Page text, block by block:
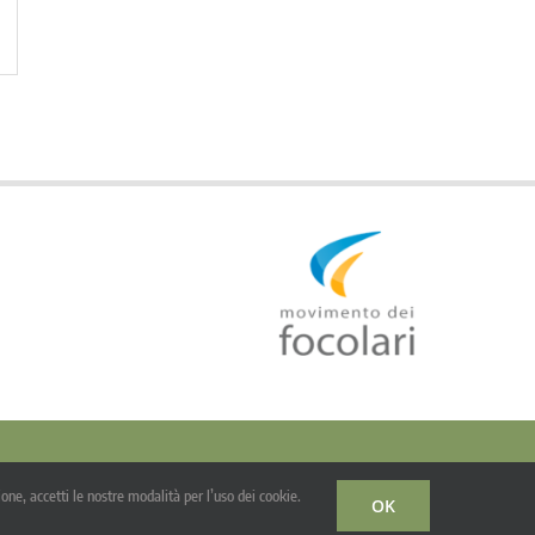
sotto licenza GNU/GPL
accetti le nostre modalità per l’uso dei cookie. OK